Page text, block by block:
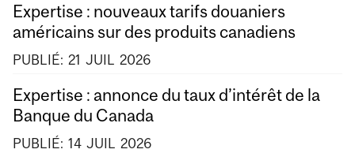
Expertise : nouveaux tarifs douaniers
américains sur des produits canadiens
PUBLIÉ: 21 JUIL 2026
Expertise : annonce du taux d’intérêt de la
Banque du Canada
PUBLIÉ: 14 JUIL 2026